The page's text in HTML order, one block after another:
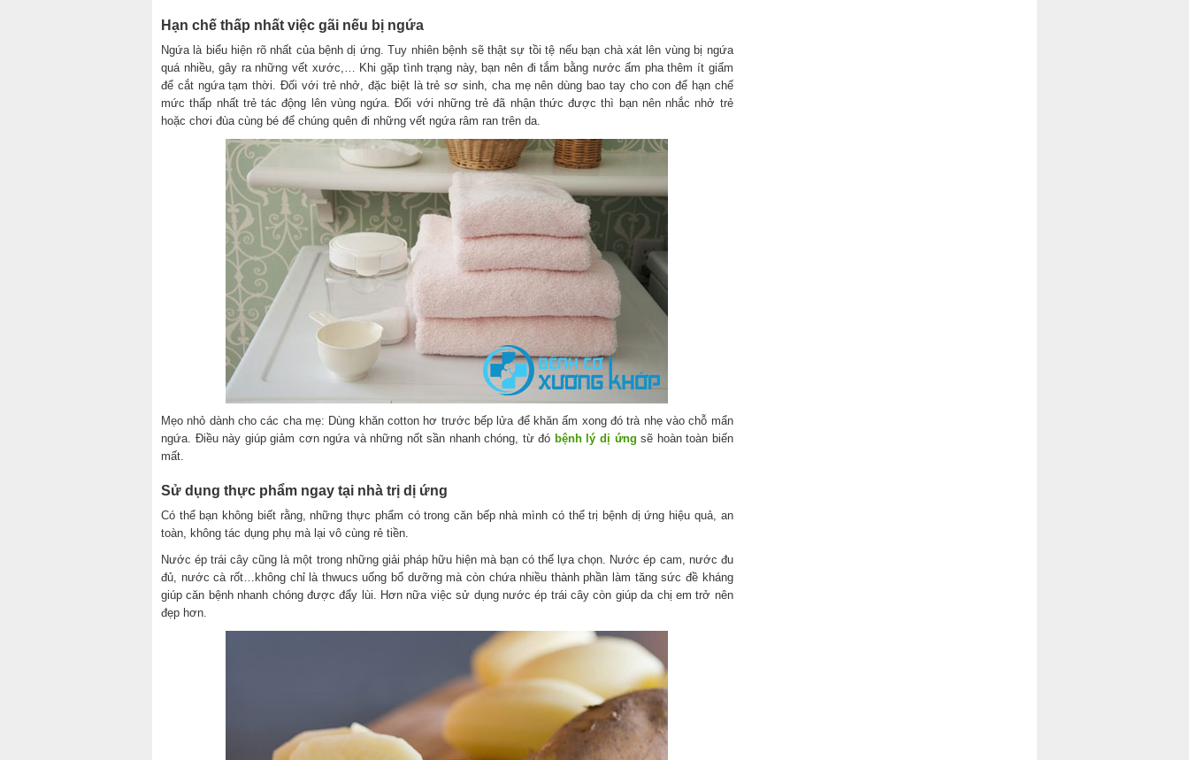
Hạn chế thấp nhất việc gãi nếu bị ngứa
Ngứa là biểu hiện rõ nhất của bệnh dị ứng. Tuy nhiên bệnh sẽ thật sự tồi tệ nếu bạn chà xát lên vùng bị ngứa
quá nhiều, gây ra những vết xước,… Khi gặp tình trạng này, bạn nên đi tắm bằng nước ấm pha thêm ít giấm
để cắt ngứa tạm thời. Đối với trẻ nhở, đặc biệt là trẻ sơ sinh, cha mẹ nên dùng bao tay cho con để hạn chế
mức thấp nhất trẻ tác động lên vùng ngứa. Đối với những trẻ đã nhận thức được thì bạn nên nhắc nhở trẻ
hoặc chơi đùa cùng bé để chúng quên đi những vết ngứa râm ran trên da.
Mẹo nhỏ dành cho các cha mẹ: Dùng khăn cotton hơ trước bếp lửa để khăn ấm xong đó trà nhẹ vào chỗ mẩn
ngứa. Điều này giúp giảm cơn ngứa và những nốt sần nhanh chóng, từ đó bệnh lý dị ứng sẽ hoàn toàn biến
mất.
Sử dụng thực phẩm ngay tại nhà trị dị ứng
Có thể bạn không biết rằng, những thực phẩm có trong căn bếp nhà mình có thể trị bệnh dị ứng hiệu quả, an
toàn, không tác dụng phụ mà lại vô cùng rẻ tiền.
Nước ép trái cây cũng là một trong những giải pháp hữu hiện mà bạn có thể lựa chọn. Nước ép cam, nước đu
đủ, nước cà rốt…không chỉ là thwucs uống bổ dưỡng mà còn chứa nhiều thành phần làm tăng sức đề kháng
giúp căn bệnh nhanh chóng được đẩy lùi. Hơn nữa việc sử dụng nước ép trái cây còn giúp da chị em trở nên
đẹp hơn.